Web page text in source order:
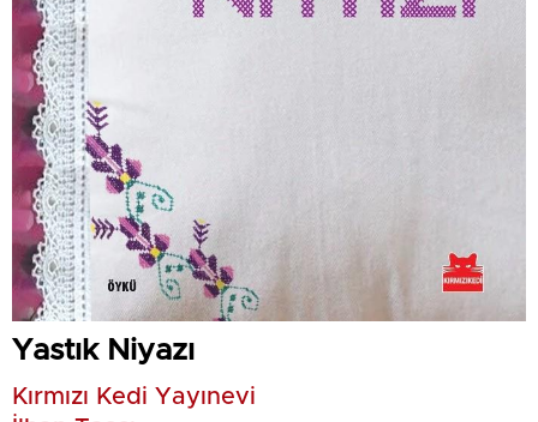
Yastık Niyazı
Kırmızı Kedi Yayınevi